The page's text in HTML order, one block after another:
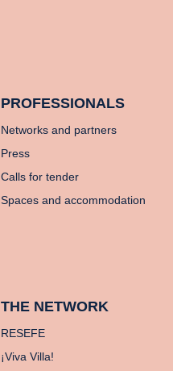
PROFESSIONALS
Networks and partners
Press
Calls for tender
Spaces and accommodation
THE NETWORK
RESEFE
¡Viva Villa!